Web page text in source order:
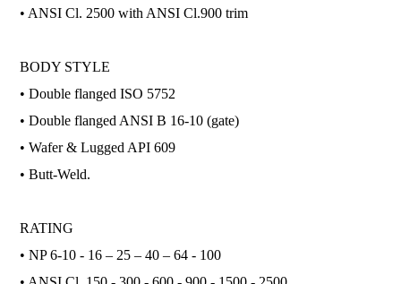
• ANSI Cl. 2500 with ANSI Cl.900 trim
BODY STYLE
• Double flanged ISO 5752
• Double flanged ANSI B 16-10 (gate)
• Wafer & Lugged API 609
• Butt-Weld.
RATING
• NP 6-10 - 16 – 25 – 40 – 64 - 100